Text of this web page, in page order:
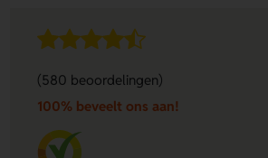
(580 beoordelingen)
100% beveelt ons aan!